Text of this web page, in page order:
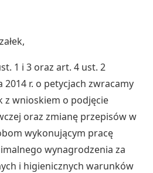
1 i 3 oraz art. 4 ust. 2
2014 r. o petycjach zwracamy
z wnioskiem o podjęcie
oraz zmianę przepisów w
wykonującym pracę
wynagrodzenia za
i higienicznych warunków